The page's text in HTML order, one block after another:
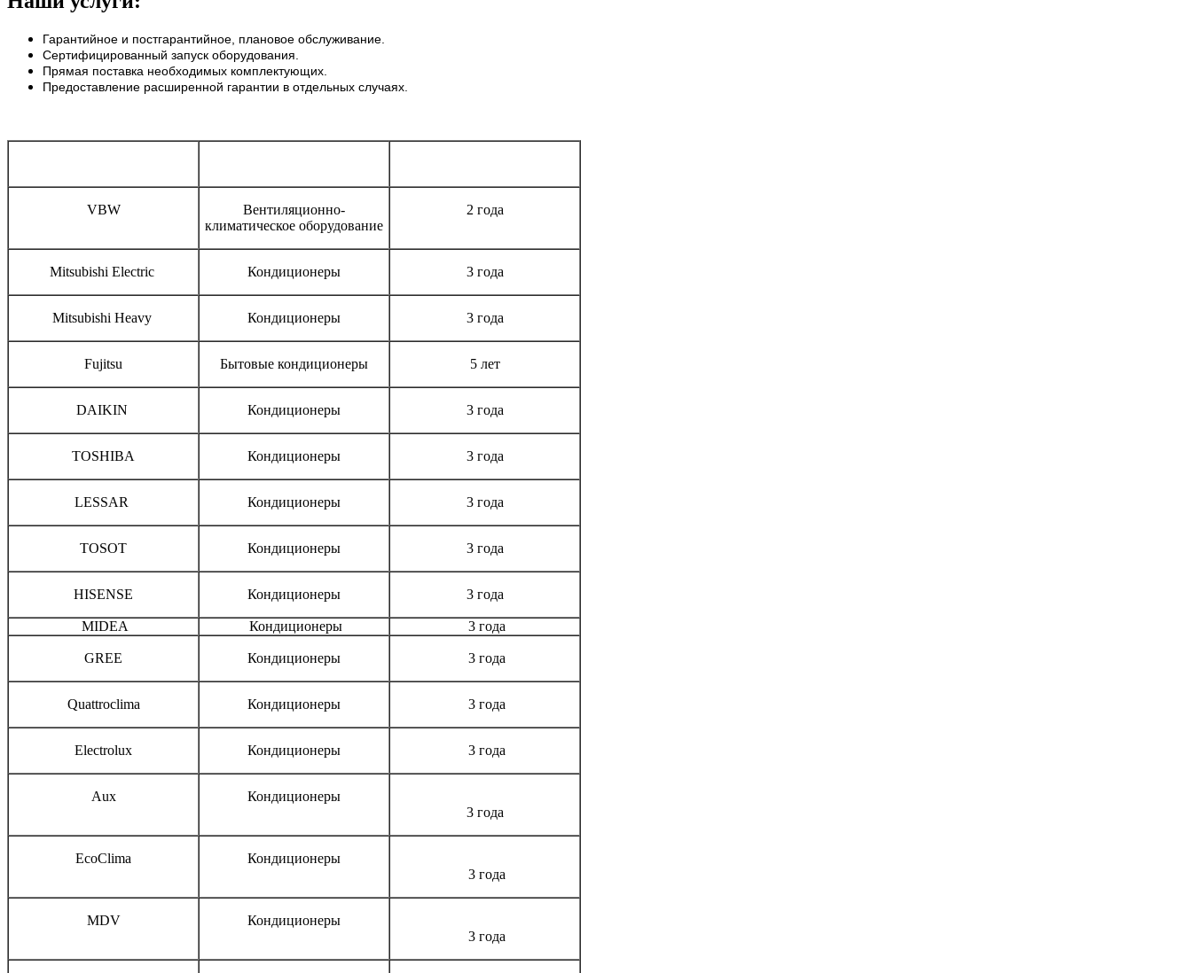
Гарантийное и постгарантийное, плановое обслуживание.
Сертифицированный запуск оборудования.
Прямая поставка необходимых комплектующих.
Предоставление расширенной гарантии в отдельных случаях.
VBW
Вентиляционно-
климатическое оборудование
2 года
Mitsubishi Electric Кондиционеры 3 года
Mitsubishi Heavy Кондиционеры 3 года
Fujitsu Бытовые кондиционеры 5 лет
DAIKIN Кондиционеры 3 года
TOSHIBA Кондиционеры 3 года
LESSAR Кондиционеры 3 года
TOSOT Кондиционеры 3 года
HISENSE Кондиционеры 3 года
MIDEA Кондиционеры 3 года
GREE Кондиционеры 3 года
Quattroclima Кондиционеры 3 года
Electrolux Кондиционеры 3 года
Aux
Кондиционеры
3 года
EcoClima
Кондиционеры
3 года
MDV
Кондиционеры
3 года